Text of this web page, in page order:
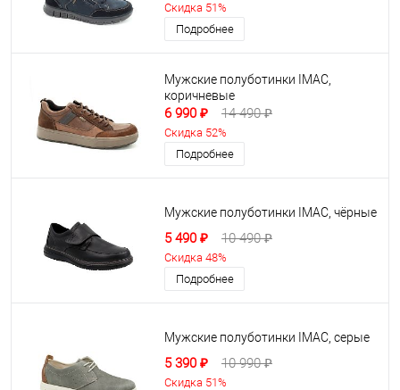
Скидка 51%
Подробнее
Мужские полуботинки IMAC,
коричневые
6 990 ₽ 14 490 ₽
Скидка 52%
Подробнее
Мужские полуботинки IMAC, чёрные
5 490 ₽ 10 490 ₽
Скидка 48%
Подробнее
Мужские полуботинки IMAC, серые
5 390 ₽ 10 990 ₽
Скидка 51%